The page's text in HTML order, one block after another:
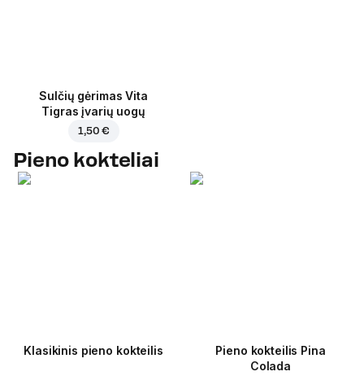
Sulčių gėrimas Vita
Tigras įvarių uogų
1,50 €
Pieno kokteliai
Klasikinis pieno kokteilis
Pieno kokteilis Pina
Colada